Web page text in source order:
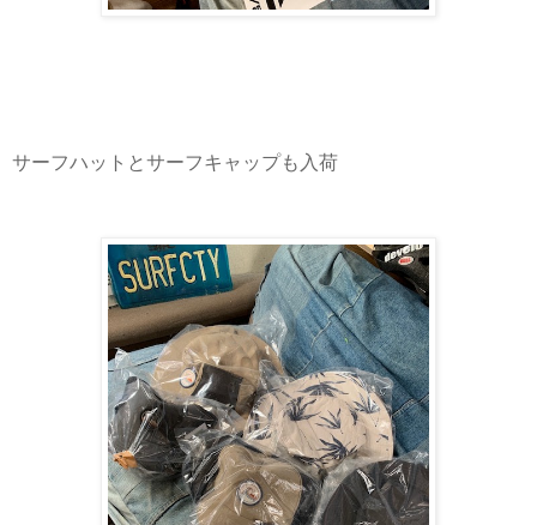
サーフハットとサーフキャップも入荷